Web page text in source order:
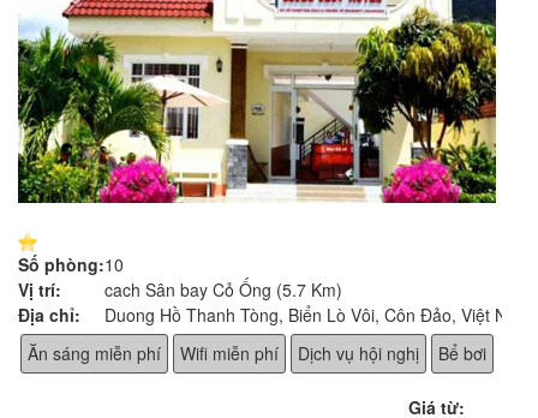
Số phòng:10
Vị trí:
cach Sân bay Cỏ Ống (5.7 Km)
Địa chỉ:
Duong Hồ Thanh Tòng, Biển Lò Vôi, Côn Đảo, Việt Nam
Ăn sáng miễn phí
Wifi miễn phí Dịch vụ hội nghị Bể bơi
Giá từ: